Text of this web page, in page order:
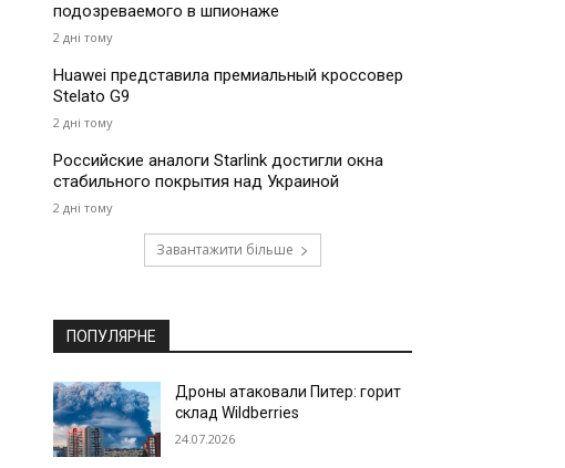
подозреваемого в шпионаже
2 дні тому
Huawei представила премиальный кроссовер
Stelato G9
2 дні тому
Российские аналоги Starlink достигли окна
стабильного покрытия над Украиной
2 дні тому
Завантажити більше
ПОПУЛЯРНЕ
Дроны атаковали Питер: горит
склад Wildberries
24.07.2026